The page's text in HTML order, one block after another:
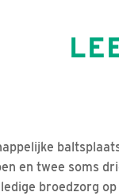
en twee soms
broedzorg op